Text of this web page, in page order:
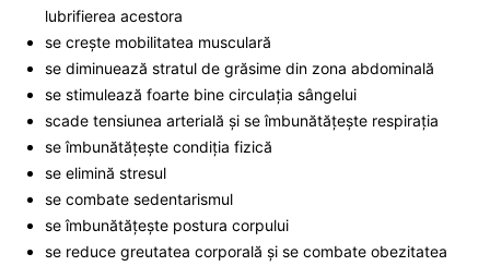
lubrifierea acestora
se crește mobilitatea musculară
se diminuează stratul de grăsime din zona abdominală
se stimulează foarte bine circulația sângelui
scade tensiunea arterială și se îmbunătățește respirația
se îmbunătățește condiția fizică
se elimină stresul
se combate sedentarismul
se îmbunătățește postura corpului
se reduce greutatea corporală și se combate obezitatea